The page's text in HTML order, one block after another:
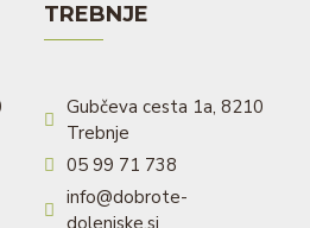
TREBNJE
Gubčeva cesta 1a, 8210
Trebnje
05 99 71 738
info@dobrote-
dolenjske.si